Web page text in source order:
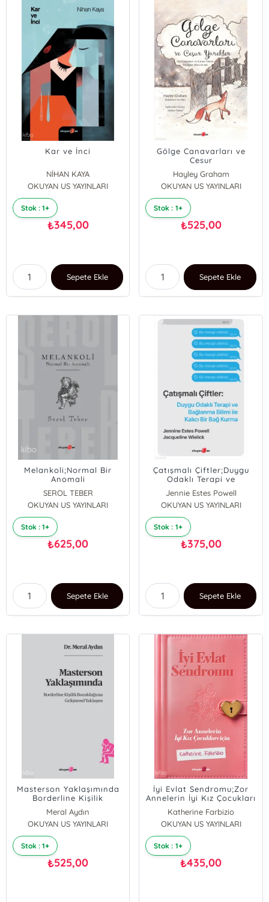
Kar ve İnci
NİHAN KAYA
OKUYAN US YAYINLARI
Stok : 1+
₺345,00
Sepete Ekle
Gölge Canavarları ve
Cesur
Yürekler;Güçlendiren ve
İlham Veren İyileşme
Hikâyeleri
Hayley Graham
OKUYAN US YAYINLARI
Stok : 1+
₺525,00
Sepete Ekle
Melankoli;Normal Bir
Anomali
SEROL TEBER
OKUYAN US YAYINLARI
Stok : 1+
₺625,00
Sepete Ekle
Çatışmalı Çiftler;Duygu
Odaklı Terapi ve
Bağlanma Bilimi ile Kalıcı
Bir Bağ Kurma
Jennie Estes Powell
Jacqueline Wielick
OKUYAN US YAYINLARI
Stok : 1+
₺375,00
Sepete Ekle
Masterson Yaklaşımında
Borderline Kişilik
Bozukluğuna Gelişimsel
Yaklaşım
Meral Aydın
OKUYAN US YAYINLARI
Stok : 1+
₺525,00
İyi Evlat Sendromu;Zor
Annelerin İyi Kız Çocukları
Katherine Farbizio
OKUYAN US YAYINLARI
Stok : 1+
₺435,00